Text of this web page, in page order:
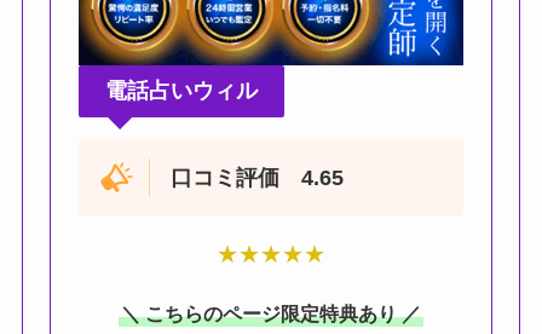
電話占いウィル
口コミ評価 4.65
★★★★★
＼ こちらのページ限定特典あり ／